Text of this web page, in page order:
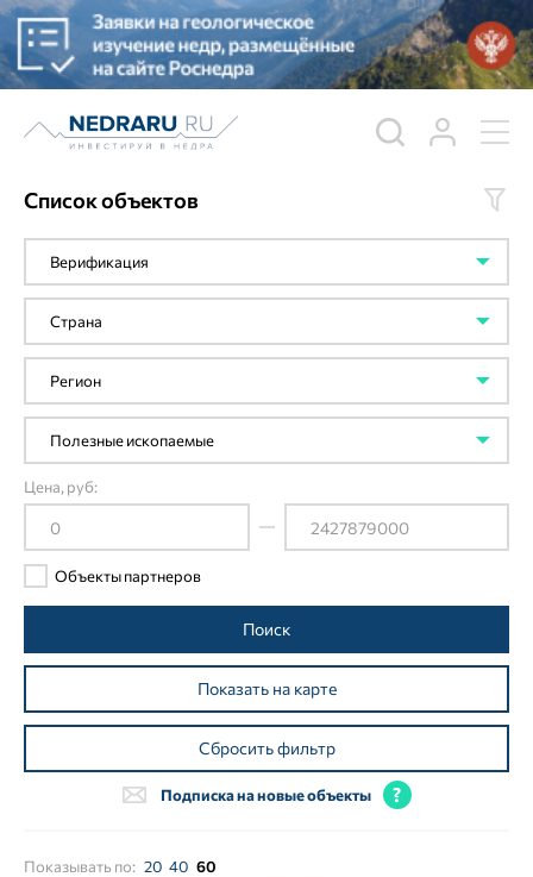
Список объектов
Цена, руб:
Объекты партнеров
Поиск
Показать на карте
Сбросить фильтр
Подписка на новые объекты
Показывать по: 20 40 60